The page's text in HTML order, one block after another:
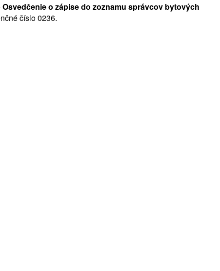
Osvedčenie o zápise do zoznamu správcov bytových
číslo 0236.